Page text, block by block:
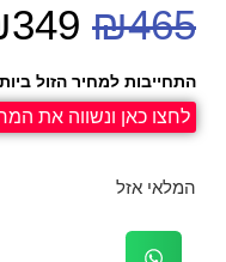
₪465
349
התחייבות למחיר הזול
לחצו כאן ונשווה את
המלאי אזל